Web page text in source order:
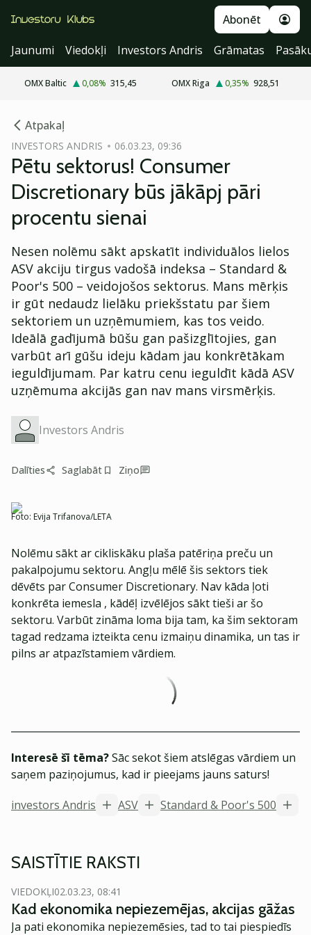
Abonēt
Jaunumi
Viedokļi Investors Andris Grāmatas
OMX Baltic 0,08% 315,45 OMX Riga 0,35% 928,51
Atpakaļ
INVESTORS ANDRIS 06.03.23, 09:36
Pētu sektorus! Consumer
Discretionary būs jākāpj pāri
procentu sienai
Nesen nolēmu sākt apskatīt individuālos lielos
ASV akciju tirgus vadošā indeksa – Standard &
Poor's 500 – veidojošos sektorus. Mans mērķis
ir gūt nedaudz lielāku priekšstatu par šiem
sektoriem un uzņēmumiem, kas tos veido.
Ideālā gadījumā būšu gan pašizglītojies, gan
varbūt arī gūšu ideju kādam jau konkrētākam
ieguldījumam. Par katru cenu ieguldīt kādā ASV
uzņēmuma akcijās gan nav mans virsmērķis.
Investors Andris
Dalīties Saglabāt Ziņo
Foto: Evija Trifanova/LETA
Nolēmu sākt ar cikliskāku plaša patēriņa preču un
pakalpojumu sektoru. Angļu mēlē šis sektors tiek
dēvēts par Consumer Discretionary. Nav kāda ļoti
konkrēta iemesla , kādēļ izvēlējos sākt tieši ar šo
sektoru. Varbūt zināma loma bija tam, ka šim sektoram
tagad redzama izteikta cenu izmaiņu dinamika, un tas ir
pilns ar atpazīstamiem vārdiem.
Interesē šī tēma?Sāc sekot šiem atslēgas vārdiem un
saņem paziņojumus, kad ir pieejams jauns saturs!
investors Andris
ASV Standard & Poor's 500
SAISTĪTIE RAKSTI
VIEDOKĻI02.03.23, 08:41
Kad ekonomika nepiezemējas, akcijas gāžas
Ja pati ekonomika nepiezemēsies, tad to tai piespiedīs